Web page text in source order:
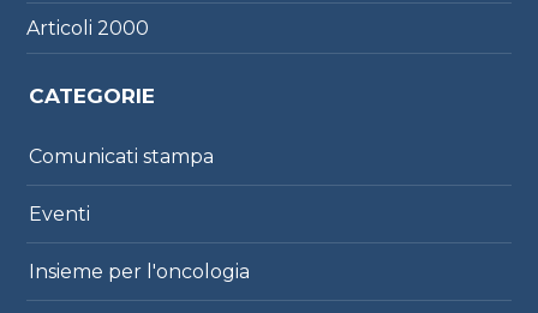
Articoli2000
CATEGORIE
Comunicati stampa
Eventi
Insieme per l'oncologia